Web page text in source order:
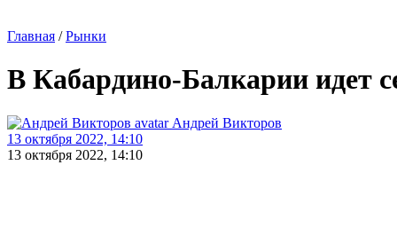
Главная /Рынки
В Кабардино-Балкарии идет
Андрей Викторов
13 октября 2022, 14:10
13 октября 2022, 14:10